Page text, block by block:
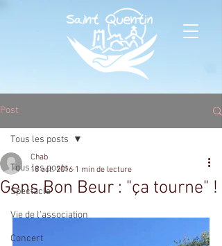
Post
Tous les posts
Spectacle
Vie de l'association
Concert
Tous les posts
Gens Bon Beur : "ça tourne" !
Chab
18 oct. 2016 1 min de lecture